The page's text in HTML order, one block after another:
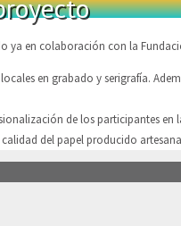
ya en colaboración con la
en grabado y serigrafía.
de los participantes en
del papel producido